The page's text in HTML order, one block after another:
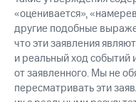
«оценивается»,
другие подобные
что эти заявления
и реальный ход событий
от заявленного. Мы не
пересматривать эти